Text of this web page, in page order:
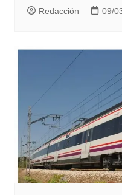
Redacción 09/